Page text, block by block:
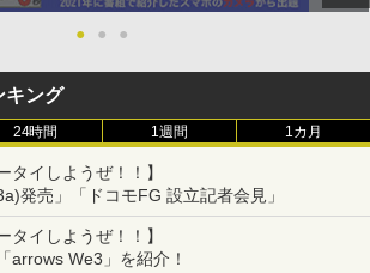
● ● ●
キング
24時間 1週間 1カ月
タイしようぜ！！】
発売」「ドコモFG 設立記者会見」
タイしようぜ！！】
We3」を紹介！